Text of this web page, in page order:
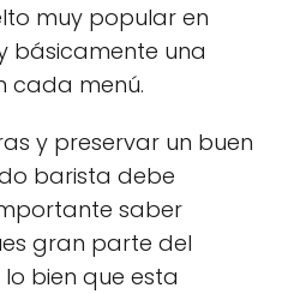
muy popular en
básicamente una
cada menú.
y preservar un buen
barista debe
saber
gran parte del
bien que esta